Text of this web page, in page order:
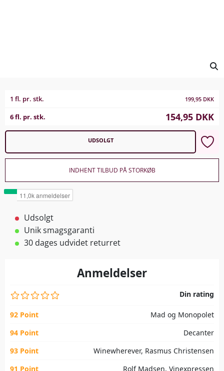
1 fl. pr. stk. 199,95 DKK
6 fl. pr. stk. 154,95 DKK
UDSOLGT
INDHENT TILBUD PÅ STORKØB
Udsolgt
Unik smagsgaranti
30 dages udvidet returret
Anmeldelser
Din rating
92 Point
Mad og Monopolet
94 Point
Decanter
93 Point
Winewherever, Rasmus Christensen
91 Point
Rolf Madsen, Vinexpressen